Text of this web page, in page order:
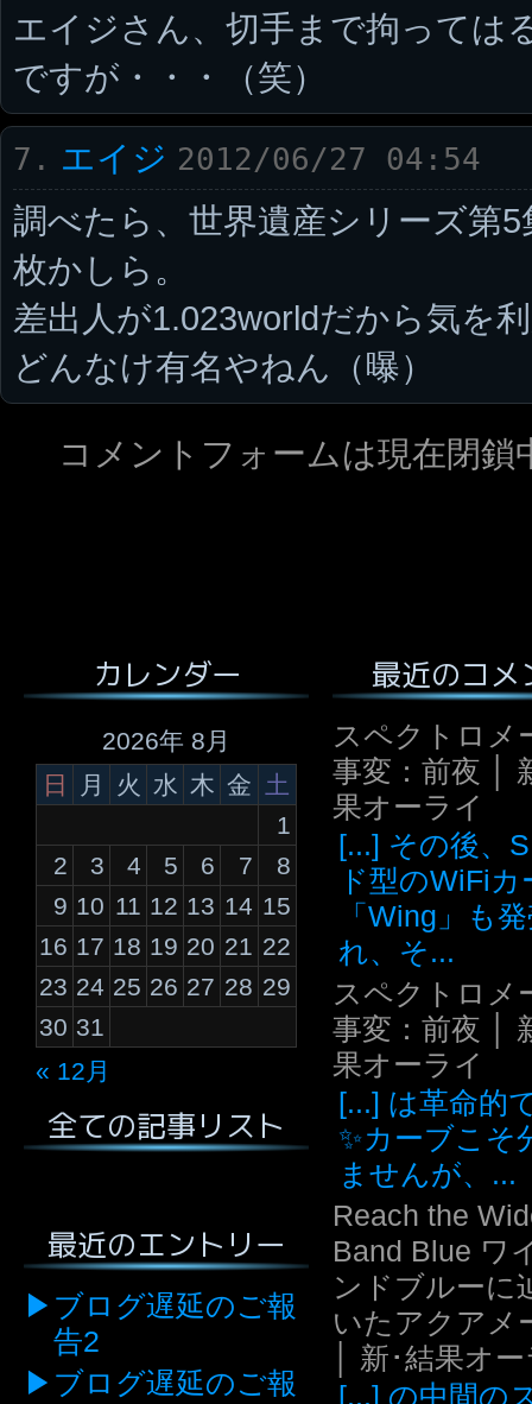
エイジさん、切手まで拘っては
ですが・・・（笑）
7. エイジ 2012/06/27 04:54
調べたら、世界遺産シリーズ第
枚かしら。
差出人が1.023worldだから気を
どんなけ有名やねん（曝）
コメントフォームは現在閉鎖
カレンダー
2026年 8月
日
月 火 水 木 金 土
« 12月
1
2
3 4 5 6 7
8
9 10 11 12 13 14 15
16 17 18 19 20 21 22
23 24 25 26 27 28 29
30 31
全ての記事リスト
最近のエントリー
ブログ遅延のご報
告2
ブログ遅延のご報
最近のコメ
スペクトロメ
事変：前夜 │
果オーライ
[...] その後、
ド型のWiFiカ
「Wing」も
れ、そ...
スペクトロメ
事変：前夜 │
果オーライ
[...] は革命的
✨カーブこそ
ませんが、...
Reach the
Band Blue ワ
ンドブルーに
いたアクアメ
│ 新･結果オ
[...] の中間の